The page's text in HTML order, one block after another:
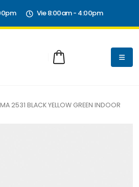
Vie 8:00am - 4:00pm
2531 BLACK YELLOW GREEN INDOOR